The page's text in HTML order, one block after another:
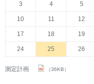
3 4 5
10 11 12
17 18 19
24 25 26
測定計画 （36KB）